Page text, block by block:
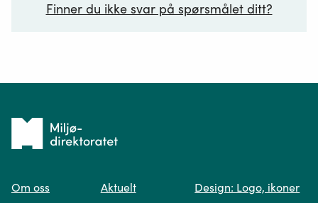
Finner du ikke svar på spørsmålet ditt?
Spør oss
Tilbake
forsiden
Om oss Aktuelt Design: Logo, ikoner